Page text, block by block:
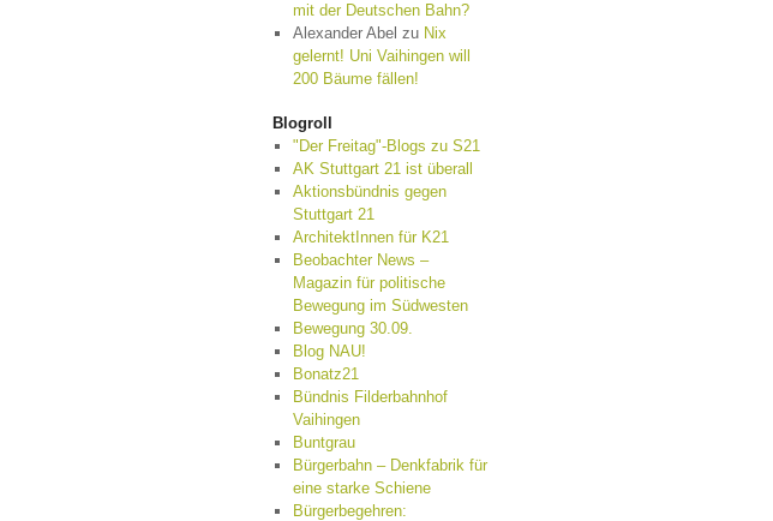
mit der Deutschen Bahn?
Alexander Abel zu Nix
gelernt! Uni Vaihingen will
200 Bäume fällen!
Blogroll
"Der Freitag"-Blogs zu S21
AK Stuttgart 21 ist überall
Aktionsbündnis gegen
Stuttgart 21
ArchitektInnen für K21
Beobachter News –
Magazin für politische
Bewegung im Südwesten
Bewegung 30.09.
Blog NAU!
Bonatz21
Bündnis Filderbahnhof
Vaihingen
Buntgrau
Bürgerbahn – Denkfabrik für
eine starke Schiene
Bürgerbegehren: